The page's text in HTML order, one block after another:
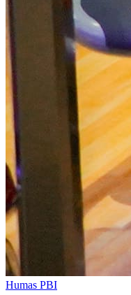
Humas PBI